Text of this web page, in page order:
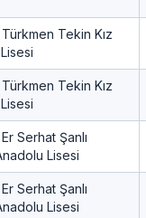
Tekin Kız
Tekin Kız
Serhat Şanlı
Lisesi
Serhat Şanlı
Lisesi